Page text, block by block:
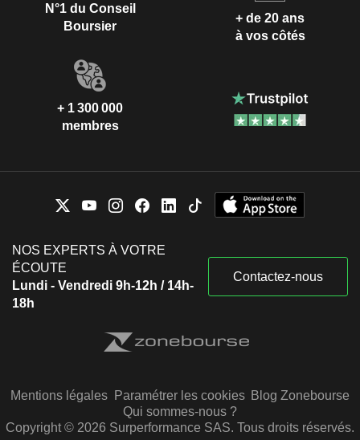
N°1 du Conseil
Boursier
+ de 20 ans
à vos côtés
+ 1 300 000
membres
NOS EXPERTS À VOTRE
ÉCOUTE
Lundi - Vendredi 9h-12h / 14h-
18h
Contactez-nous
Mentions légales Paramétrer les cookies Blog Zonebourse
Qui sommes-nous ?
Copyright © 2026 Surperformance SAS. Tous droits réservés.